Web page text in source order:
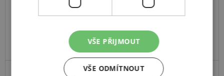
VŠE PŘIJMOUT
VŠE ODMÍTNOUT